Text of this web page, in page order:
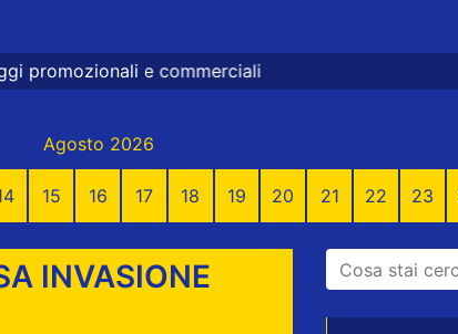
Agosto 2026
15 16 17 18 19 20 21 22 23
INVASIONE